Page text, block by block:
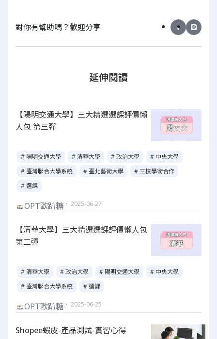
對你有幫助嗎？歡迎分享
延伸閱讀
【陽明交通大學】三大精選選課評價懶
人包 第三彈
# 陽明交通大學 # 清華大學 # 政治大學
# 中央大學
# 臺灣聯合大學系統
# 臺北藝術大學
# 三校學術合作
# 選課
OPT歐趴糖 ・ 2025-06-27
【清華大學】三大精選選課評價懶人包
第二彈
# 清華大學 # 政治大學 # 陽明交通大學
# 中央大學
# 臺灣聯合大學系統
# 選課
OPT歐趴糖 ・ 2025-06-25
Shopee蝦皮-產品測試-實習心得